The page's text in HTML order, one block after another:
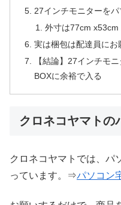
27インチモニターを
外寸は77cm x53cm
実は梱包は配達員にお
【結論】27インチモ
BOXに余裕で入る
クロネコヤマトの
クロネコヤマトでは、パ
っています。⇒パソコン